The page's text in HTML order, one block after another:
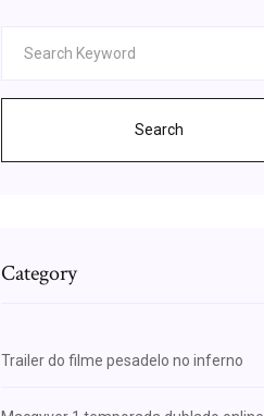
Search
Category
Trailer do filme pesadelo no inferno